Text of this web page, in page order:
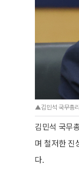
▲김민석 국무총
김민석 국무
며 철저한 진
다.